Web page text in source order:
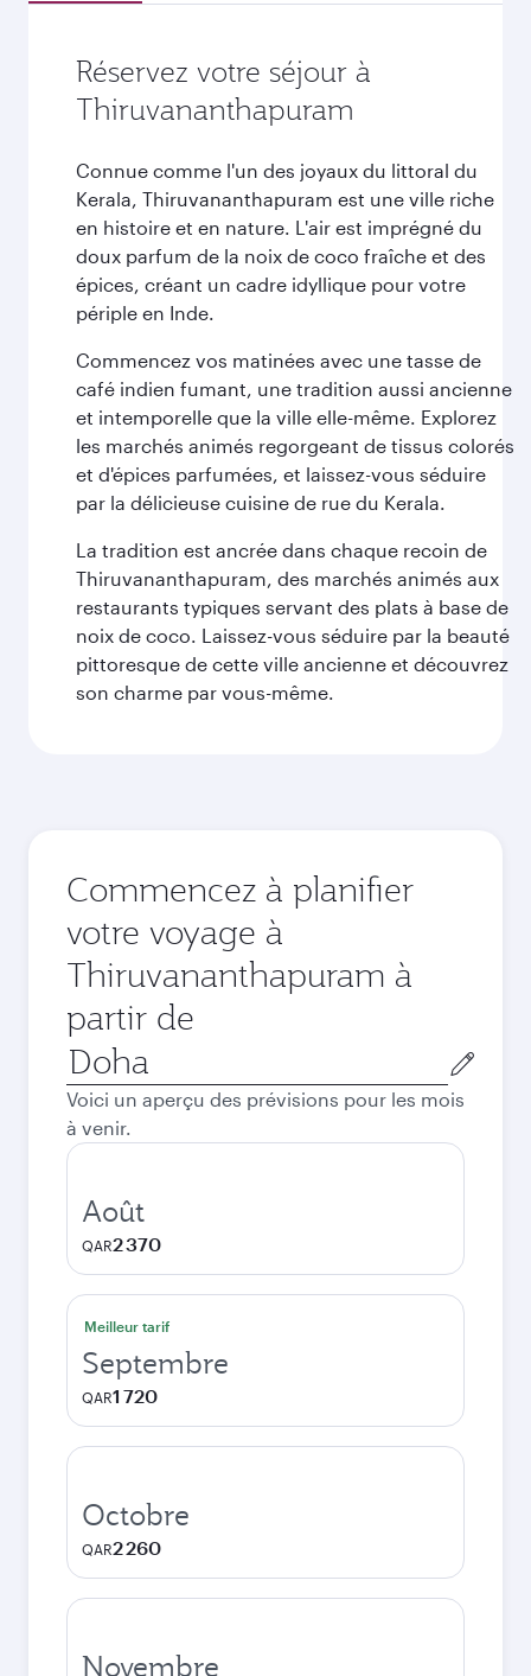
Réservez votre séjour à
Thiruvananthapuram
Connue comme l'un des joyaux du littoral du
Kerala, Thiruvananthapuram est une ville riche
en histoire et en nature. L'air est imprégné du
doux parfum de la noix de coco fraîche et des
épices, créant un cadre idyllique pour votre
périple en Inde.
Commencez vos matinées avec une tasse de
café indien fumant, une tradition aussi ancienne
et intemporelle que la ville elle-même. Explorez
les marchés animés regorgeant de tissus colorés
et d'épices parfumées, et laissez-vous séduire
par la délicieuse cuisine de rue du Kerala.
La tradition est ancrée dans chaque recoin de
Thiruvananthapuram, des marchés animés aux
restaurants typiques servant des plats à base de
noix de coco. Laissez-vous séduire par la beauté
pittoresque de cette ville ancienne et découvrez
son charme par vous-même.
Commencez à planifier
votre voyage à
Thiruvananthapuram à
partir de
Ville
de
départ
Voici un aperçu des prévisions pour les mois
à venir.
Août
QAR2 370
Meilleur tarif
Septembre
QAR1 720
Octobre
QAR2 260
Novembre